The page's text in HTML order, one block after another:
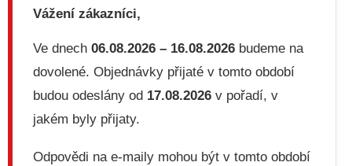
Vážení zákazníci,
Ve dnech 06.08.2026 – 16.08.2026 budeme na
dovolené. Objednávky přijaté v tomto období
budou odeslány od 17.08.2026 v pořadí, v
jakém byly přijaty.
Odpovědi na e-maily mohou být v tomto období